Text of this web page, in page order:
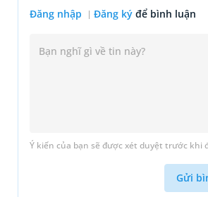
Đăng nhập Đăng ký để bình luận
Ý kiến của bạn sẽ được xét duyệt trước khi
Gửi